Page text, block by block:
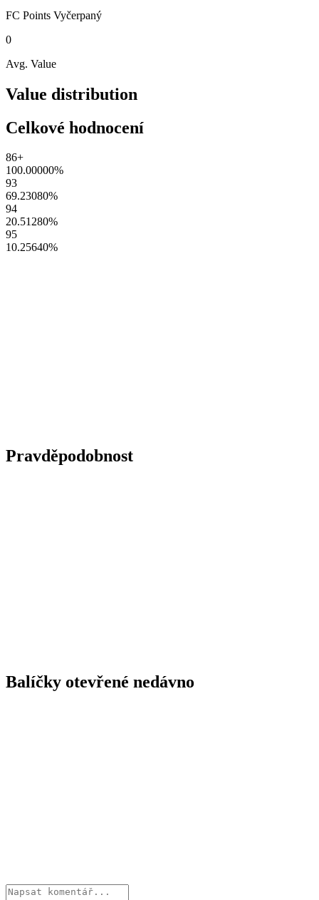
FC Points Vyčerpaný
0
Avg. Value
Value distribution
Celkové hodnocení
86+
100.00000%
93
69.23080%
94
20.51280%
95
10.25640%
Pravděpodobnost
Balíčky otevřené nedávno